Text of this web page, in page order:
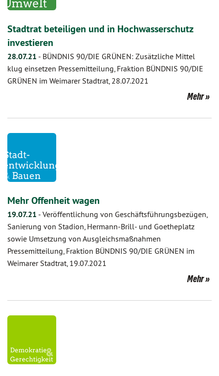
Stadtrat beteiligen und in Hochwasserschutz
investieren
28.07.21 - BÜNDNIS 90/DIE GRÜNEN: Zusätzliche Mittel
klug einsetzen Pressemitteilung, Fraktion BÜNDNIS 90/DIE
GRÜNEN im Weimarer Stadtrat, 28.07.2021
Mehr
Mehr Offenheit wagen
19.07.21 - Veröffentlichung von Geschäftsführungsbezügen,
Sanierung von Stadion, Hermann-Brill- und Goetheplatz
sowie Umsetzung von Ausgleichsmaßnahmen
Pressemitteilung, Fraktion BÜNDNIS 90/DIE GRÜNEN im
Weimarer Stadtrat, 19.07.2021
Mehr